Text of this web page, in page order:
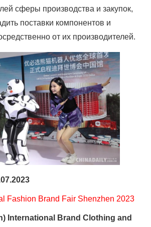
сферы производства и закупок,
поставки компонентов и
от их производителей.
Fashion Brand Fair Shenzhen 2023
International Brand Clothing and